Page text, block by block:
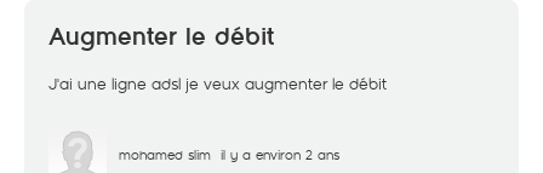
Augmenter le débit
J'ai une ligne adsl je veux augmenter le débit
mohamed slim il y a environ 2 ans